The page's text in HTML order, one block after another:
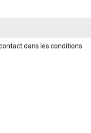
dans les conditions